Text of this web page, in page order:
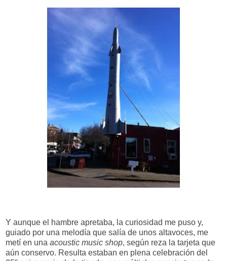
Y aunque el hambre apretaba, la curiosidad me puso y,
guiado por una melodía que salía de unos altavoces, me
metí en una acoustic music shop, según reza la tarjeta que
aún conservo. Resulta estaban en plena celebración del